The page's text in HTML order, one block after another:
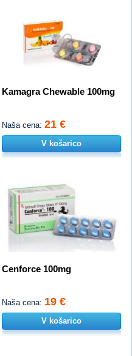
Kamagra Chewable 100mg
Naša cena: 21 €
V košarico
Cenforce 100mg
Naša cena: 19 €
V košarico